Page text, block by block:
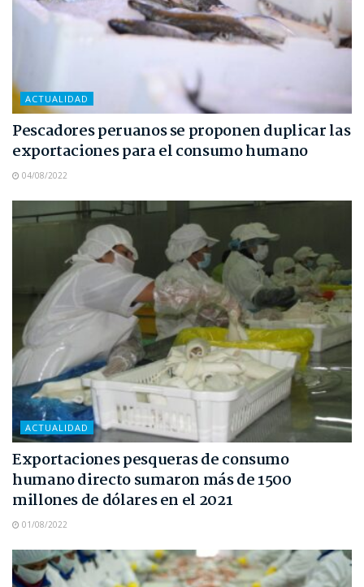
ACTUALIDAD
Pescadores peruanos se proponen duplicar las
exportaciones para el consumo humano
04/08/2022
ACTUALIDAD
Exportaciones pesqueras de consumo
humano directo sumaron más de 1500
millones de dólares en el 2021
01/08/2022